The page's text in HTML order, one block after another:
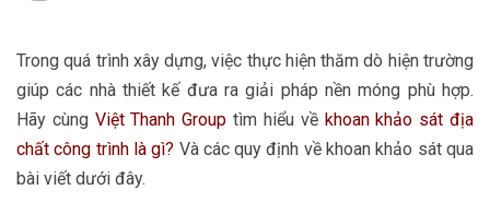
Trong quá trình xây dựng, việc thực hiện thăm dò hiện trường
giúp các nhà thiết kế đưa ra giải pháp nền móng phù hợp.
Hãy cùng Việt Thanh Group tìm hiểu về khoan khảo sát địa
chất công trình là gì? Và các quy định về khoan khảo sát qua
bài viết dưới đây.